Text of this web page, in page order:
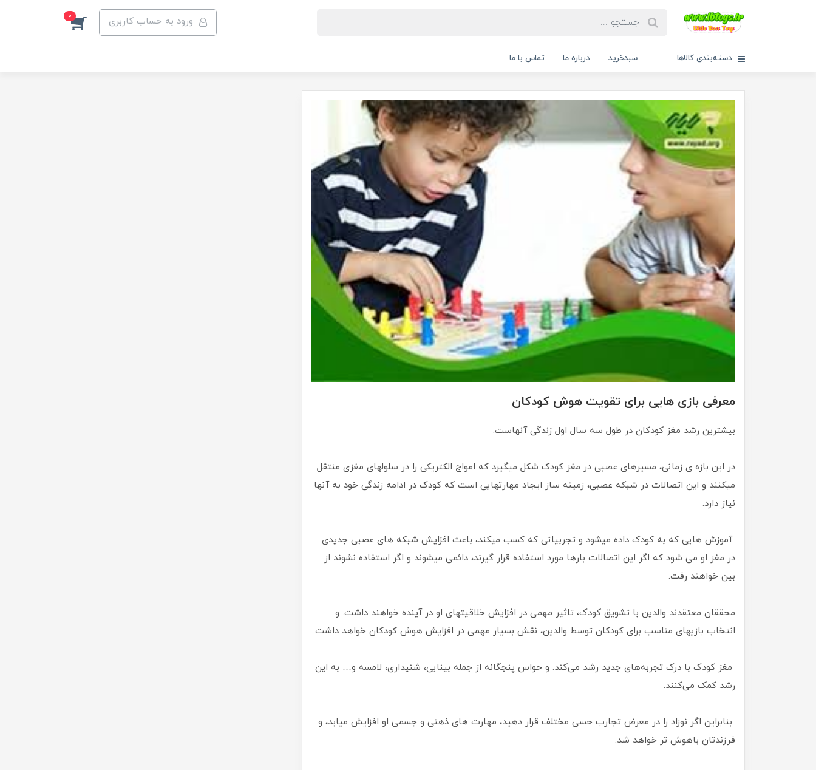
ورود به حساب کاربری 0
دسته‌بندی کالاها سبدخرید درباره ما تماس با ما
معرفی بازی هایی برای تقویت هوش کودکان
بیشترین رشد مغز کودکان در طول سه سال اول زندگی آنهاست.
در این بازه ی زمانی، مسیرهای عصبی در مغز کودک شکل میگیرد که امواج الکتریکی را در سلولهای مغزی منتقل
میکنند و این اتصالات در شبکه عصبی، زمینه ساز ایجاد مهارتهایی است که کودک در ادامه زندگی خود به آنها
نیاز دارد.
آموزش هایی که به کودک داده میشود و تجربیاتی که کسب میکند، باعث افزایش شبکه های عصبی جدیدی
در مغز او می شود که اگر این اتصالات بارها مورد استفاده قرار گیرند، دائمی میشوند و اگر استفاده نشوند از
بین خواهند رفت.
محققان معتقدند والدین با تشویق کودک، تاثیر مهمی در افزایش خلاقیتهای او در آینده‌ خواهند داشت. و
انتخاب بازیهای مناسب برای کودکان توسط والدین، نقش بسیار مهمی در افزایش هوش‌ کودکان خواهد داشت.
مغز کودک با درک تجربه‌های جدید رشد می‌کند. و حواس پنجگانه از جمله بینایی، شنیداری، لامسه و… به این
رشد کمک می‌کنند.
بنابراین اگر نوزاد را در معرض تجارب حسی مختلف قرار دهید، مهارت های ذهنی و جسمی او افزایش میابد، و
فرزندتان باهوش تر خواهد شد.